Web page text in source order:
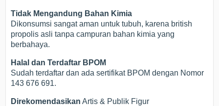
Tidak Mengandung Bahan Kimia
Dikonsumsi sangat aman untuk tubuh, karena british
propolis asli tanpa campuran bahan kimia yang
berbahaya.
Halal dan Terdaftar BPOM
Sudah terdaftar dan ada sertifikat BPOM dengan Nomor
143 676 691.
Direkomendasikan Artis & Publik Figur